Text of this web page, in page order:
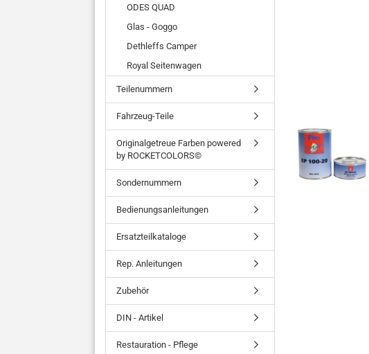
ODES QUAD
Glas - Goggo
Dethleffs Camper
Royal Seitenwagen
Teilenummern
Fahrzeug-Teile
Originalgetreue Farben powered
by ROCKETCOLORS©
Sondernummern
Bedienungsanleitungen
Ersatzteilkataloge
Rep. Anleitungen
Zubehör
DIN - Artikel
Restauration - Pflege